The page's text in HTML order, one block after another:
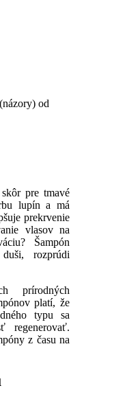
od
pre tmavé
lupín a má
prekrvenie
vlasov na
Šampón
rozprúdi
prírodných
platí, že
typu sa
regenerovať.
z času na